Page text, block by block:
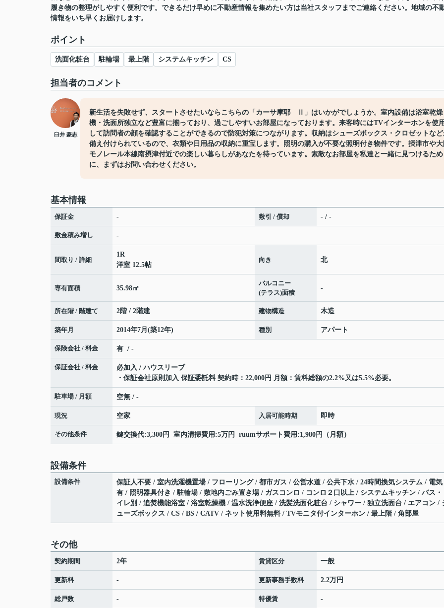
履き物の整理がしやすく便利です。できるだけ早めに不動産情報を集めたい方は当社スタッフまでご連絡ください。地域の不
情報をいち早くお届けします。
ポイント
洗面化粧台 駐輪場 最上階 システムキッチン CS
担当者のコメント
臼井 豪志
新生活を失敗せず、スタートさせたいならこちらの「カーサ摩耶 Ⅱ」はいかがでしょうか。室内設備は浴室乾燥
機・洗面所独立など豊富に揃っており、過ごしやすいお部屋になっております。来客時にはTVインターホンを使
して訪問者の顔を確認することができるので防犯対策につながります。収納はシューズボックス・クロゼットな
備え付けられているので、衣類や日用品の収納に重宝します。照明の購入が不要な照明付き物件です。摂津市や
モノレール本線南摂津付近での楽しい暮らしがあなたを待っています。素敵なお部屋を私達と一緒に見つけるため
に、まずはお問い合わせください。
基本情報
保証金 - 敷引 / 償却 - / -
敷金積み増し -
間取り / 詳細
1R
洋室 12.5帖
向き 北
専有面積 35.98㎡
バルコニー
(テラス)面積
-
所在階 / 階建て 2階 / 2階建 建物構造 木造
築年月 2014年7月(築12年) 種別 アパート
保険会社 / 料金 有 / -
保証会社 / 料金
必加入 / ハウスリーブ
・保証会社原則加入 保証委託料 契約時：22,000円 月額：賃料総額の2.2%又は5.5%必要。
駐車場 / 月額 空無 / -
現況 空家 入居可能時期 即時
その他条件 鍵交換代:3,300円 室内清掃費用:5万円 ruumサポート費用:1,980円（月額）
設備条件
設備条件
保証人不要 / 室内洗濯機置場 / フローリング / 都市ガス / 公営水道 / 公共下水 / 24時間換気システム / 電気
有 / 照明器具付き / 駐輪場 / 敷地内ごみ置き場 / ガスコンロ / コンロ２口以上 / システムキッチン / バス・
イレ別 / 追焚機能浴室 / 浴室乾燥機 / 温水洗浄便座 / 洗髪洗面化粧台 / シャワー / 独立洗面台 / エアコン /
ューズボックス / CS / BS / CATV / ネット使用料無料 / TVモニタ付インターホン / 最上階 / 角部屋
その他
契約期間 2年 賃貸区分 一般
更新料 - 更新事務手数料 2.2万円
総戸数 - 特優賃 -